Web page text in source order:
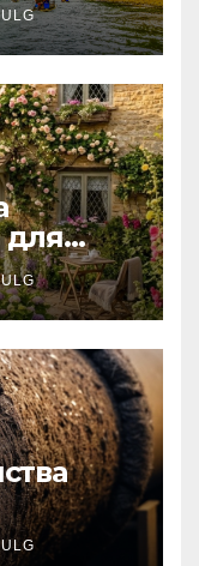
для